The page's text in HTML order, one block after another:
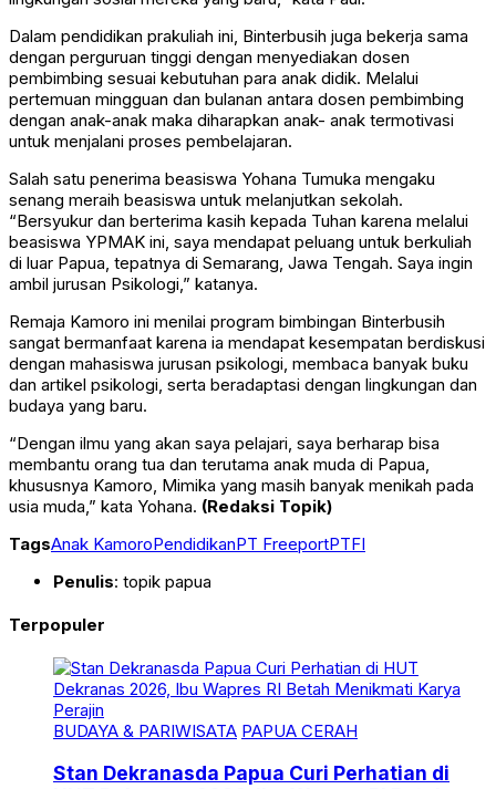
Dalam pendidikan prakuliah ini, Binterbusih juga bekerja sama
dengan perguruan tinggi dengan menyediakan dosen
pembimbing sesuai kebutuhan para anak didik. Melalui
pertemuan mingguan dan bulanan antara dosen pembimbing
dengan anak-anak maka diharapkan anak- anak termotivasi
untuk menjalani proses pembelajaran.
Salah satu penerima beasiswa Yohana Tumuka mengaku
senang meraih beasiswa untuk melanjutkan sekolah.
“Bersyukur dan berterima kasih kepada Tuhan karena melalui
beasiswa YPMAK ini, saya mendapat peluang untuk berkuliah
di luar Papua, tepatnya di Semarang, Jawa Tengah. Saya ingin
ambil jurusan Psikologi,” katanya.
Remaja Kamoro ini menilai program bimbingan Binterbusih
sangat bermanfaat karena ia mendapat kesempatan berdiskusi
dengan mahasiswa jurusan psikologi, membaca banyak buku
dan artikel psikologi, serta beradaptasi dengan lingkungan dan
budaya yang baru.
“Dengan ilmu yang akan saya pelajari, saya berharap bisa
membantu orang tua dan terutama anak muda di Papua,
khususnya Kamoro, Mimika yang masih banyak menikah pada
usia muda,” kata Yohana. (Redaksi Topik)
TagsAnak KamoroPendidikanPT FreeportPTFI
Penulis: topik papua
Terpopuler
BUDAYA & PARIWISATA PAPUA CERAH
Stan Dekranasda Papua Curi Perhatian di